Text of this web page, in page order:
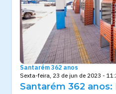
Santarém 362 anos
Sexta-feira, 23 de jun de 2023 -
Santarém 362